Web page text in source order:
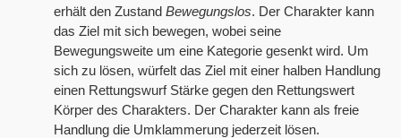
erhält den Zustand Bewegungslos. Der Charakter kann
das Ziel mit sich bewegen, wobei seine
Bewegungsweite um eine Kategorie gesenkt wird. Um
sich zu lösen, würfelt das Ziel mit einer halben Handlung
einen Rettungswurf Stärke gegen den Rettungswert
Körper des Charakters. Der Charakter kann als freie
Handlung die Umklammerung jederzeit lösen.